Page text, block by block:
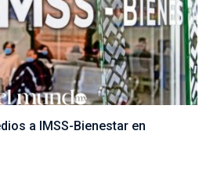
a IMSS-Bienestar en